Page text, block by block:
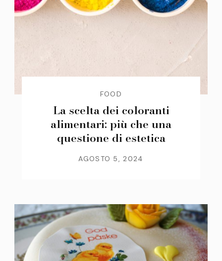
FOOD
La scelta dei coloranti
alimentari: più che una
questione di estetica
AGOSTO 5, 2024